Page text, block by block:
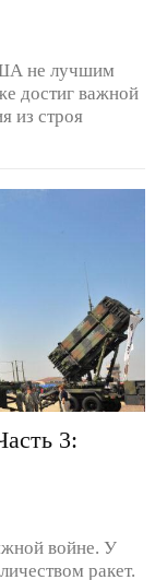
не лучшим
достиг важной
из строя
3:
войне. У
ракет.